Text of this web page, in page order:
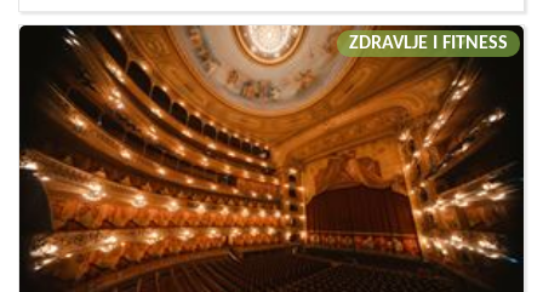
ZDRAVLJE I FITNESS